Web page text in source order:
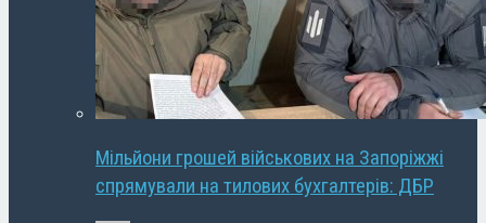
Мільйони грошей військових на Запоріжжі
спрямували на тилових бухгалтерів: ДБР